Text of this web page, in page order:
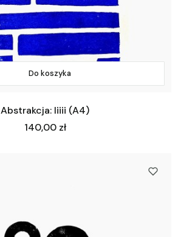
Do koszyka
Abstrakcja: Iiiii (A4)
Cena
140,00 zł